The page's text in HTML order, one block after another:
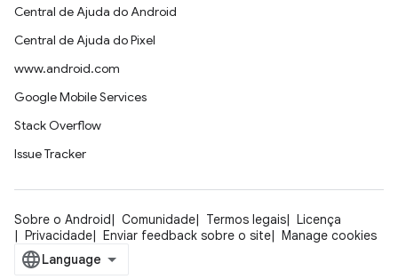
Central de Ajuda do Android
Central de Ajuda do Pixel
www.android.com
Google Mobile Services
Stack Overflow
Issue Tracker
Sobre o Android Comunidade Termos legais
Licença
Privacidade
Enviar feedback sobre o site Manage cookies